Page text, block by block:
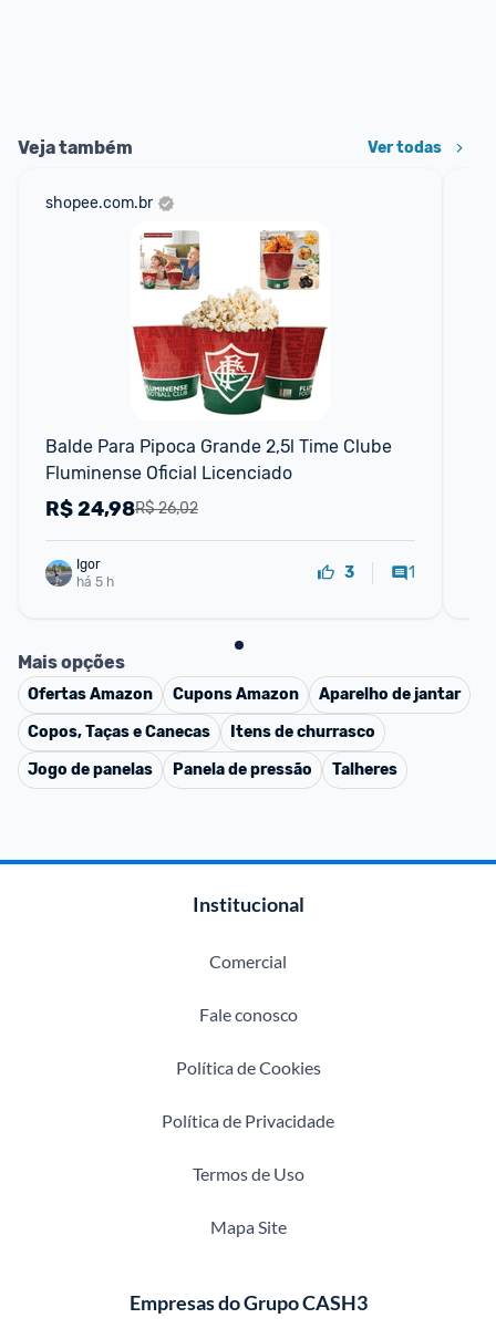
Veja também Ver todas
shopee.com.br
Balde Para Pipoca Grande 2,5l Time Clube
Fluminense Oficial Licenciado
R$ 26,02
R$24,98
Igor
há 5 h
3 1
Mais opções
OfertasAmazon CuponsAmazon
Aparelho de jantar
Copos, Taças e Canecas
Itens de churrasco
Jogo de panelas
Panela de pressão Talheres
Institucional
Comercial
Fale conosco
Política de Cookies
Política de Privacidade
Termos de Uso
Mapa Site
Empresas do Grupo CASH3